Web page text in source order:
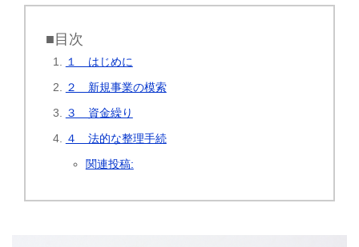
■目次
１ はじめに
２ 新規事業の模索
３ 資金繰り
４ 法的な整理手続
関連投稿: